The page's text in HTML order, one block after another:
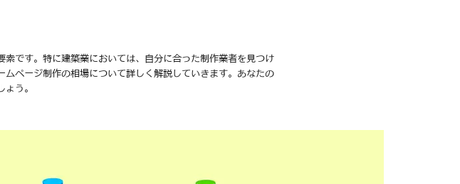
です。特に建築業においては、自分に合った制作業者を見つけ
ページ制作の相場について詳しく解説していきます。あなたの
う。